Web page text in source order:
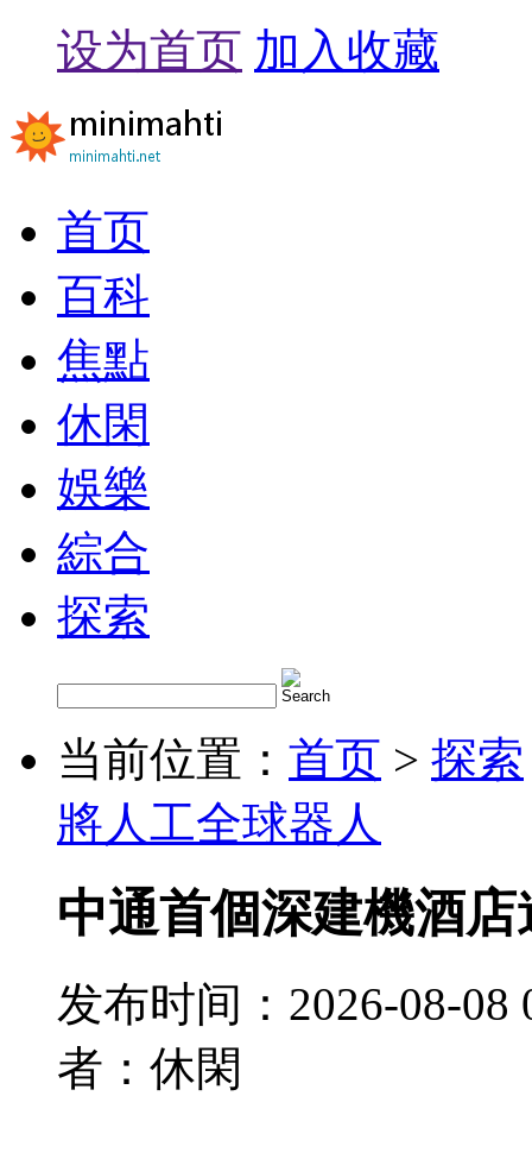
设为首页 加入收藏
首页
百科
焦點
休閑
娛樂
綜合
探索
当前位置： 首页 > 探索
將人工全球器人
中通首個深建機酒
发布时间：2026-08-08
者：休閑